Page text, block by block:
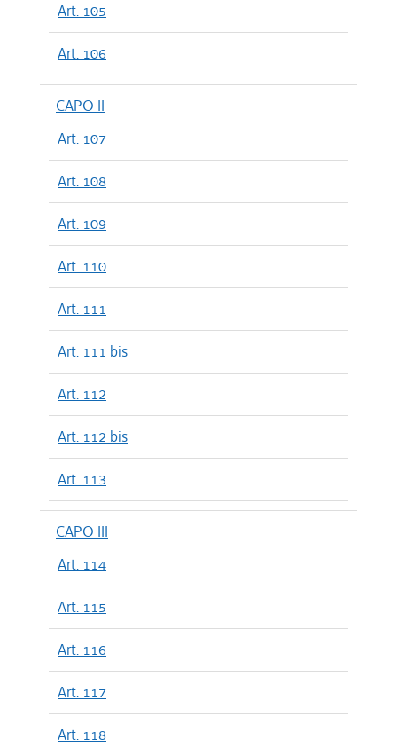
Art. 105
Art. 106
CAPO II
Art. 107
Art. 108
Art. 109
Art. 110
Art. 111
Art. 111 bis
Art. 112
Art. 112 bis
Art. 113
CAPO III
Art. 114
Art. 115
Art. 116
Art. 117
Art. 118